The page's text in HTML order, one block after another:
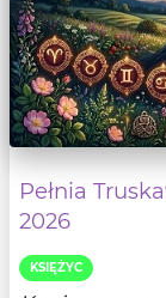
Pełnia
2026
KSIĘŻYC